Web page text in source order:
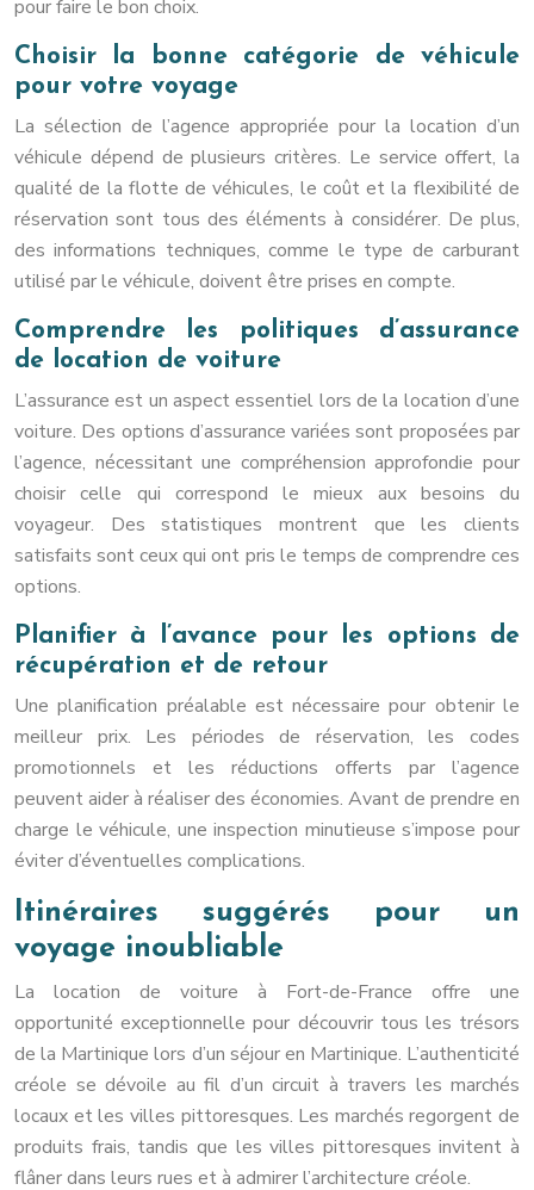
pour faire le bon choix.
Choisir la bonne catégorie de véhicule
pour votre voyage
La sélection de l’agence appropriée pour la location d’un
véhicule dépend de plusieurs critères. Le service offert, la
qualité de la flotte de véhicules, le coût et la flexibilité de
réservation sont tous des éléments à considérer. De plus,
des informations techniques, comme le type de carburant
utilisé par le véhicule, doivent être prises en compte.
Comprendre les politiques d’assurance
de location de voiture
L’assurance est un aspect essentiel lors de la location d’une
voiture. Des options d’assurance variées sont proposées par
l’agence, nécessitant une compréhension approfondie pour
choisir celle qui correspond le mieux aux besoins du
voyageur. Des statistiques montrent que les clients
satisfaits sont ceux qui ont pris le temps de comprendre ces
options.
Planifier à l’avance pour les options de
récupération et de retour
Une planification préalable est nécessaire pour obtenir le
meilleur prix. Les périodes de réservation, les codes
promotionnels et les réductions offerts par l’agence
peuvent aider à réaliser des économies. Avant de prendre en
charge le véhicule, une inspection minutieuse s’impose pour
éviter d’éventuelles complications.
Itinéraires suggérés pour un
voyage inoubliable
La location de voiture à Fort-de-France offre une
opportunité exceptionnelle pour découvrir tous les trésors
de la Martinique lors d’un séjour en Martinique. L’authenticité
créole se dévoile au fil d’un circuit à travers les marchés
locaux et les villes pittoresques. Les marchés regorgent de
produits frais, tandis que les villes pittoresques invitent à
flâner dans leurs rues et à admirer l’architecture créole.